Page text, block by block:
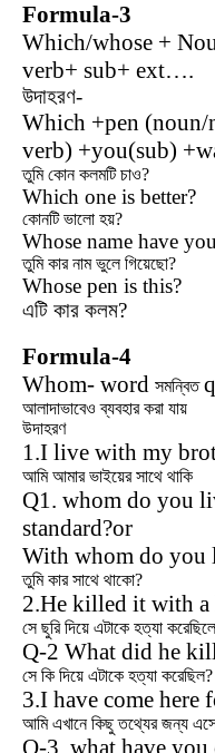
Formula-3
Which/whose +
verb+ sub+ ext….
উদাহরণ-
Which +pen
verb) +you(sub)
তুমি কোন কলমটি চাও?
Which one is better?
কোনটি ভালো হয়?
Whose name have
তুমি কার নাম ভুলে গিয়েছো?
Whose pen is this?
এটি কার কলম?
Formula-4
Whom- word সমন্বিত
আলাদাভাবেও ব্যবহার করা যায়
উদাহরণ
1.I live with my
আমি আমার ভাইয়ের সাথে থাকি
Q1. whom do you
standard?or
With whom do you
তুমি কার সাথে থাকো?
2.He killed it with
সে ছুরি দিয়ে এটাকে হত্যা
Q-2 What did he
সে কি দিয়ে এটাকে হত্যা করেছিল?
3.I have come here
আমি এখানে কিছু তথ্যের জন্য
Q-3. what have you